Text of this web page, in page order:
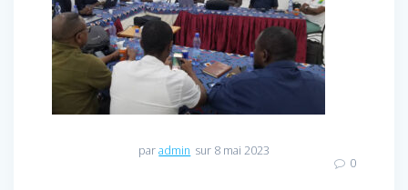
paradmin sur 8 mai 2023
0